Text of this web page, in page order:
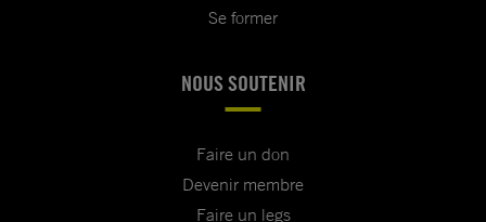
Se former
NOUS SOUTENIR
Faire un don
Devenir membre
Faire un legs